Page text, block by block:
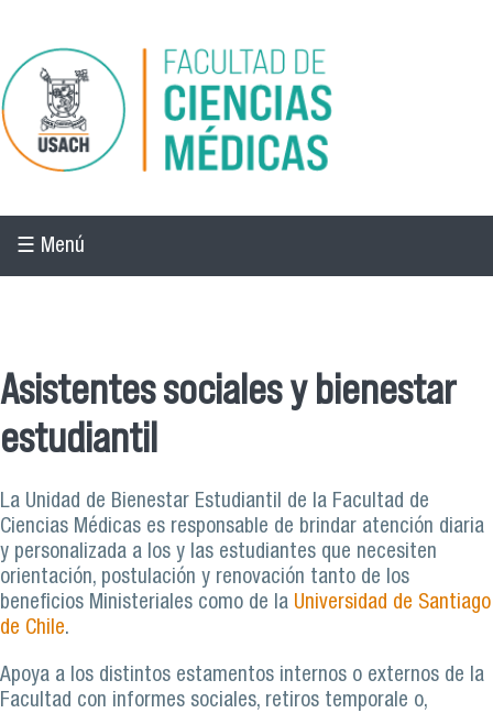
Pasar al contenido principal
☰ Menú
Asistentes sociales y bienestar
estudiantil
La Unidad de Bienestar Estudiantil de la Facultad de
Ciencias Médicas es responsable de brindar atención diaria
y personalizada a los y las estudiantes que necesiten
orientación, postulación y renovación tanto de los
beneficios Ministeriales como de la Universidad de Santiago
de Chile.
Apoya a los distintos estamentos internos o externos de la
Facultad con informes sociales, retiros temporale o,